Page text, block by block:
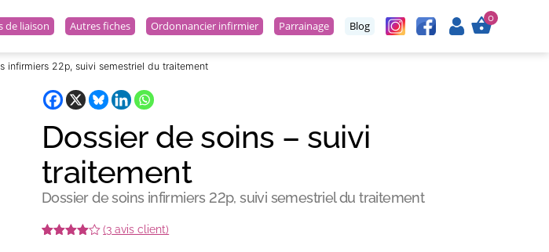
de liaison Autres fiches Ordonnancier infirmier Parrainage Blog
0
infirmiers 22p, suivi semestriel du traitement
Dossier de soins – suivi
traitement
Dossier de soins infirmiers 22p, suivi semestriel du traitement
(3 avis client)